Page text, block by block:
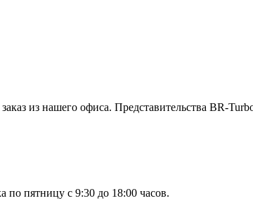
из нашего офиса. Представительства BR-
по пятницу с 9:30 до 18:00 часов.